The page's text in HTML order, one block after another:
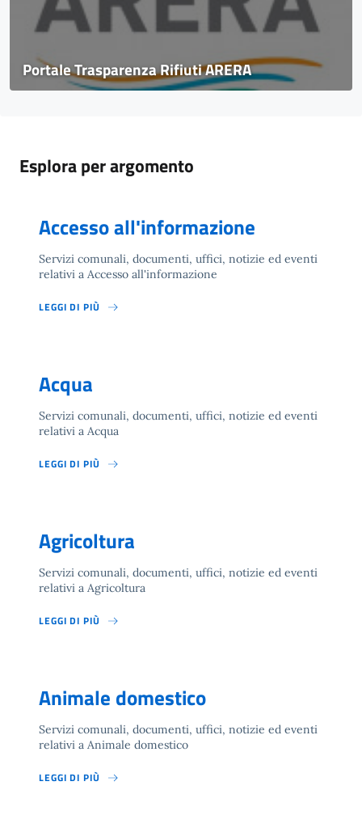
Portale Trasparenza Rifiuti ARERA
Esplora per argomento
Accesso all'informazione
Servizi comunali, documenti, uffici, notizie ed eventi
relativi a Accesso all'informazione
LEGGI DI PIÙ
Acqua
Servizi comunali, documenti, uffici, notizie ed eventi
relativi a Acqua
LEGGI DI PIÙ
Agricoltura
Servizi comunali, documenti, uffici, notizie ed eventi
relativi a Agricoltura
LEGGI DI PIÙ
Animale domestico
Servizi comunali, documenti, uffici, notizie ed eventi
relativi a Animale domestico
LEGGI DI PIÙ